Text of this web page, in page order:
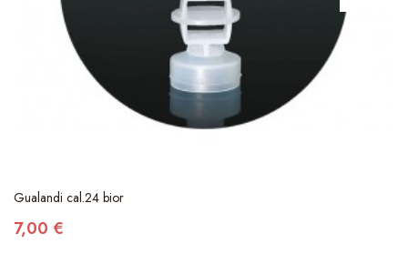
Gualandi cal.24 bior
7,00 €